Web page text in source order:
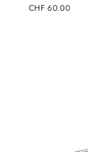
Regulärer
CHF 60.00